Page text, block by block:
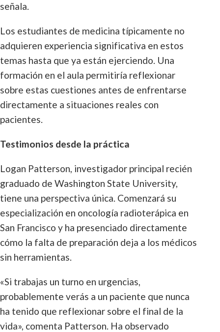
señala.
Los estudiantes de medicina típicamente no
adquieren experiencia significativa en estos
temas hasta que ya están ejerciendo. Una
formación en el aula permitiría reflexionar
sobre estas cuestiones antes de enfrentarse
directamente a situaciones reales con
pacientes.
Testimonios desde la práctica
Logan Patterson, investigador principal recién
graduado de Washington State University,
tiene una perspectiva única. Comenzará su
especialización en oncología radioterápica en
San Francisco y ha presenciado directamente
cómo la falta de preparación deja a los médicos
sin herramientas.
«Si trabajas un turno en urgencias,
probablemente verás a un paciente que nunca
ha tenido que reflexionar sobre el final de la
vida», comenta Patterson. Ha observado